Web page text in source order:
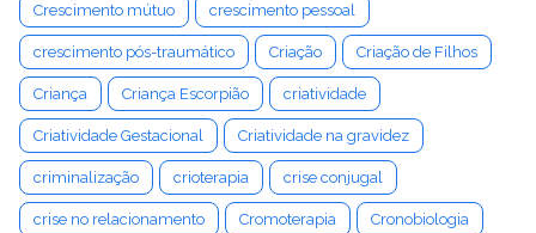
Crescimento mútuo crescimento pessoal
crescimento pós-traumático Criação Criação de Filhos
Criança Criança Escorpião criatividade
Criatividade Gestacional Criatividade na gravidez
criminalização crioterapia crise conjugal
crise no relacionamento Cromoterapia Cronobiologia